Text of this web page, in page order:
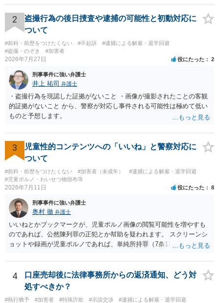
たり →やはり痴漢として疑われているのでは。 そもそも痴漢をやって
ないのであれば、何も疑われる筋合いは無いわけですし狼狽える必要
はないですね。
2
盗撮行為の後日捜査や逮捕の可能性と初動対応に
ついて
#前科・前歴をつけたくない #不起訴
#逮捕による解雇・退学回避
#盗撮・のぞき
#加害者
2026年7月27日 役にたった 2
刑事事件に強い弁護士
井上 祐司 弁護士
・盗撮行為を現認した証拠がないこと ・画像が撮影されたことの客観
的証拠がないこと から、警察が対応し事件される可能性は極めて低い
ものと予想します。
3
児童性的コンテンツへの「いいね」と警察対応に
ついて
#前科・前歴をつけたくない #加害者（未成年）
#逮捕による解雇・退学回避
#児童ポルノ・わいせつ物頒布等
2026年7月11日 役にたった 8
刑事事件に強い弁護士
奥村 徹 弁護士
いいねとかブックマークが、児童ポルノ画像の閲覧可能性を増やすも
のであれば、公然陳列罪の正犯とか幇助を疑われます。 スクリーンシ
ョットや録画が児童ポルノであれば、単純所持罪（7条1項）になりま
ポルノ画像の陳列者の関連先として、任意で取調を受けた人はいま
す。 snsのサーバー凍結の具体的理由はわかりませんが、児童ポルノ
であれば、日本警察に連絡されて、日本の刑罰法規に触れる点があれ
ば、捜査を受けることがあります。
4
口座売却後に法律事務所からの返済通知、どう対
処すべきか？
#執行猶予 #加害者 #特殊詐欺 #示談交渉
#逮捕による解雇・退学回避